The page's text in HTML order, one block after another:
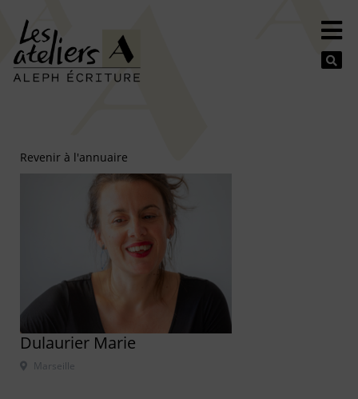
Revenir à l'annuaire
Dulaurier Marie